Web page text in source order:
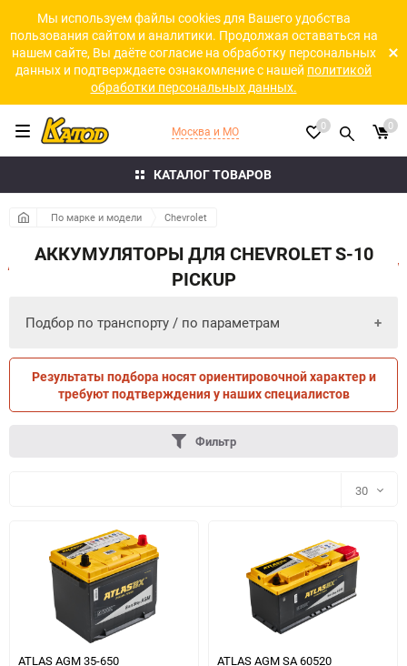
Мы используем файлы cookies для Вашего удобства
пользования сайтом и аналитики. Продолжая оставаться на
нашем сайте, Вы даёте согласие на обработку персональных
данных и подтверждаете ознакомление с нашей политикой
обработки персональных данных.
КАТАЛОГ ТОВАРОВ
Москва и МО 0 0
По марке и модели Chevrolet
АККУМУЛЯТОРЫ ДЛЯ CHEVROLET S-10
PICKUP
Подбор по транспорту / по параметрам
ПО ТРАНСПОРТУ ПО ПАРАМЕТРАМ
Результаты подбора носят ориентировочной характер и
требуют подтверждения у наших специалистов
Фильтр
30
30
60
ATLAS AGM 35-650 ATLAS AGM SA 60520